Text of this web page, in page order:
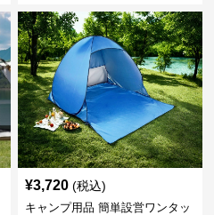
¥3,720 (税込)
キャンプ用品 簡単設営ワンタッ